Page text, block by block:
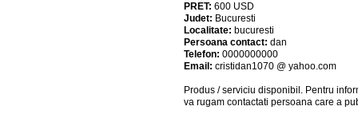
PRET: 600 USD
Judet: Bucuresti
Localitate: bucuresti
Persoana contact: dan
Telefon: 0000000000
Email: cristidan1070 @ yahoo.com
Produs / serviciu disponibil . Pentru
va rugam contactati persoana care a